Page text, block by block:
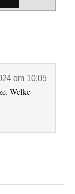
om 10:05
Welke